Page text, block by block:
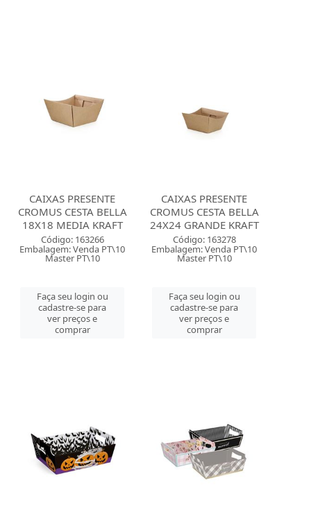
CAIXAS PRESENTE
CROMUS CESTA BELLA
18X18 MEDIA KRAFT
Código: 163266
Embalagem: Venda PT\10
Master PT\10
Faça seu login ou
cadastre-se para
ver preços e
comprar
CAIXAS PRESENTE
CROMUS CESTA BELLA
24X24 GRANDE KRAFT
Código: 163278
Embalagem: Venda PT\10
Master PT\10
Faça seu login ou
cadastre-se para
ver preços e
comprar